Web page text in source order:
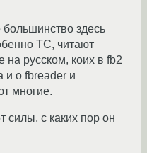
здесь
ТС, читают
на русском, коих в fb2
и о fbreader и
многие.
силы, с каких пор он